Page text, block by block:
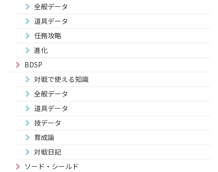
全般データ
道具データ
任務攻略
進化
BDSP
対戦で使える知識
全般データ
道具データ
技データ
育成論
対戦日記
ソード・シールド